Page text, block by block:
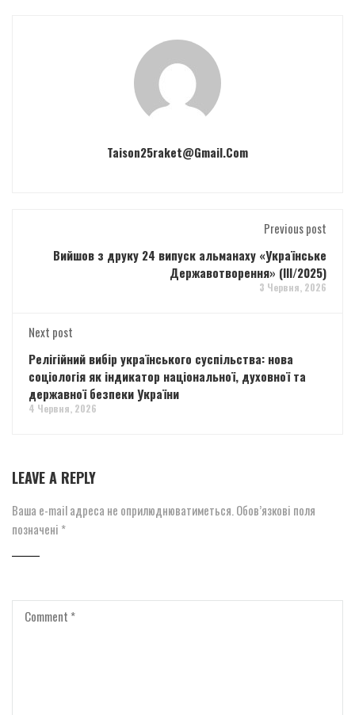
Taison25raket@gmail.com
Previous post
Вийшов з друку 24 випуск альманаху «Українське
Державотворення» (ІІІ/2025)
3 Червня, 2026
Next post
Релігійний вибір українського суспільства: нова
соціологія як індикатор національної, духовної та
державної безпеки України
4 Червня, 2026
LEAVE A REPLY
Ваша e-mail адреса не оприлюднюватиметься. Обов’язкові поля
позначені *